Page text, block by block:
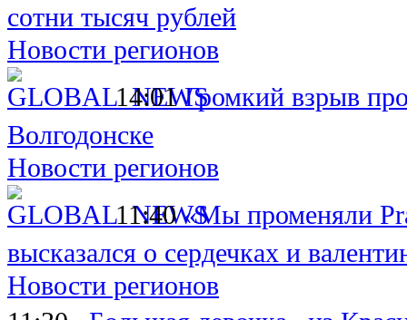
сотни тысяч рублей
Новости регионов
14:01 Громкий взрыв
Волгодонске
Новости регионов
11:40 «Мы променяли
высказался о сердечках и
Новости регионов